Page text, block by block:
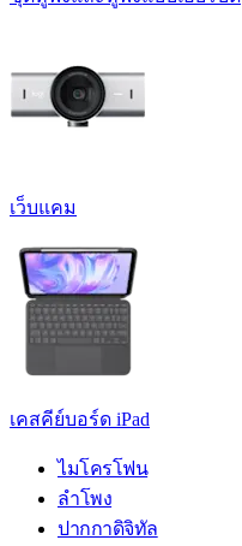
เว็บแคม
เคสคีย์บอร์ด iPad
ไมโครโฟน
ลำโพง
ปากกาดิจิทัล